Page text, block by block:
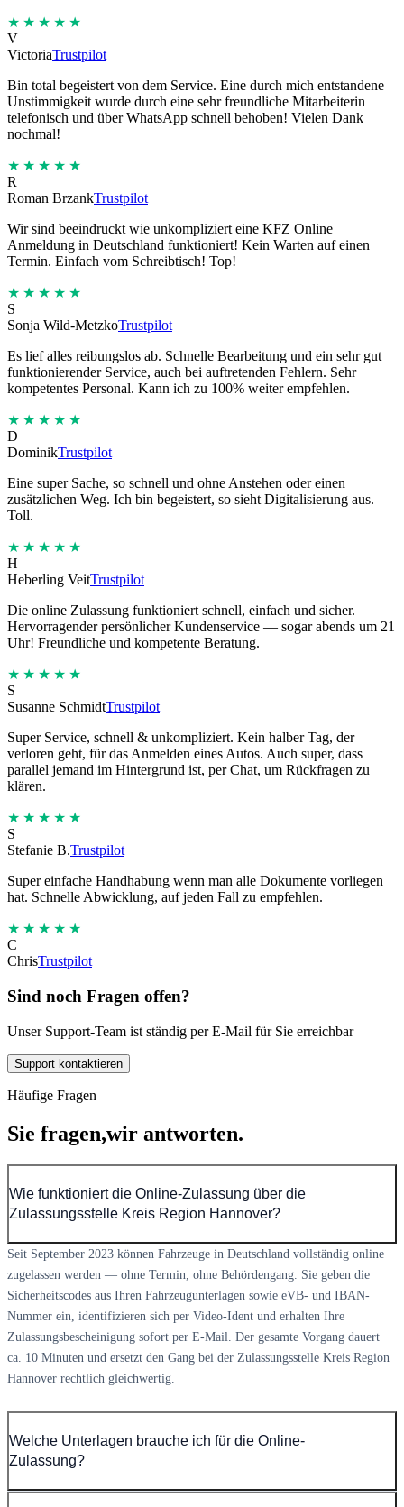
★★★★★
V
VictoriaTrustpilot
Bin total begeistert von dem Service. Eine durch mich entstandene
Unstimmigkeit wurde durch eine sehr freundliche Mitarbeiterin
telefonisch und über WhatsApp schnell behoben! Vielen Dank
nochmal!
★★★★★
R
Roman BrzankTrustpilot
Wir sind beeindruckt wie unkompliziert eine KFZ Online
Anmeldung in Deutschland funktioniert! Kein Warten auf einen
Termin. Einfach vom Schreibtisch! Top!
★★★★★
S
Sonja Wild-MetzkoTrustpilot
Es lief alles reibungslos ab. Schnelle Bearbeitung und ein sehr gut
funktionierender Service, auch bei auftretenden Fehlern. Sehr
kompetentes Personal. Kann ich zu 100% weiter empfehlen.
★★★★★
D
DominikTrustpilot
Eine super Sache, so schnell und ohne Anstehen oder einen
zusätzlichen Weg. Ich bin begeistert, so sieht Digitalisierung aus.
Toll.
★★★★★
H
Heberling VeitTrustpilot
Die online Zulassung funktioniert schnell, einfach und sicher.
Hervorragender persönlicher Kundenservice — sogar abends um 21
Uhr! Freundliche und kompetente Beratung.
★★★★★
S
Susanne SchmidtTrustpilot
Super Service, schnell & unkompliziert. Kein halber Tag, der
verloren geht, für das Anmelden eines Autos. Auch super, dass
parallel jemand im Hintergrund ist, per Chat, um Rückfragen zu
klären.
★★★★★
S
Stefanie B.Trustpilot
Super einfache Handhabung wenn man alle Dokumente vorliegen
hat. Schnelle Abwicklung, auf jeden Fall zu empfehlen.
★★★★★
C
ChrisTrustpilot
Sind noch Fragen offen?
Unser Support-Team ist ständig per E-Mail für Sie erreichbar
Support kontaktieren
Häufige Fragen
Sie fragen,wir antworten.
Wie funktioniert die Online-Zulassung über die
Zulassungsstelle Kreis Region Hannover?
Seit September 2023 können Fahrzeuge in Deutschland vollständig online
zugelassen werden — ohne Termin, ohne Behördengang. Sie geben die
Sicherheitscodes aus Ihren Fahrzeugunterlagen sowie eVB- und IBAN-
Nummer ein, identifizieren sich per Video-Ident und erhalten Ihre
Zulassungsbescheinigung sofort per E-Mail. Der gesamte Vorgang dauert
ca. 10 Minuten und ersetzt den Gang bei der Zulassungsstelle Kreis Region
Hannover rechtlich gleichwertig.
Welche Unterlagen brauche ich für die Online-
Zulassung?